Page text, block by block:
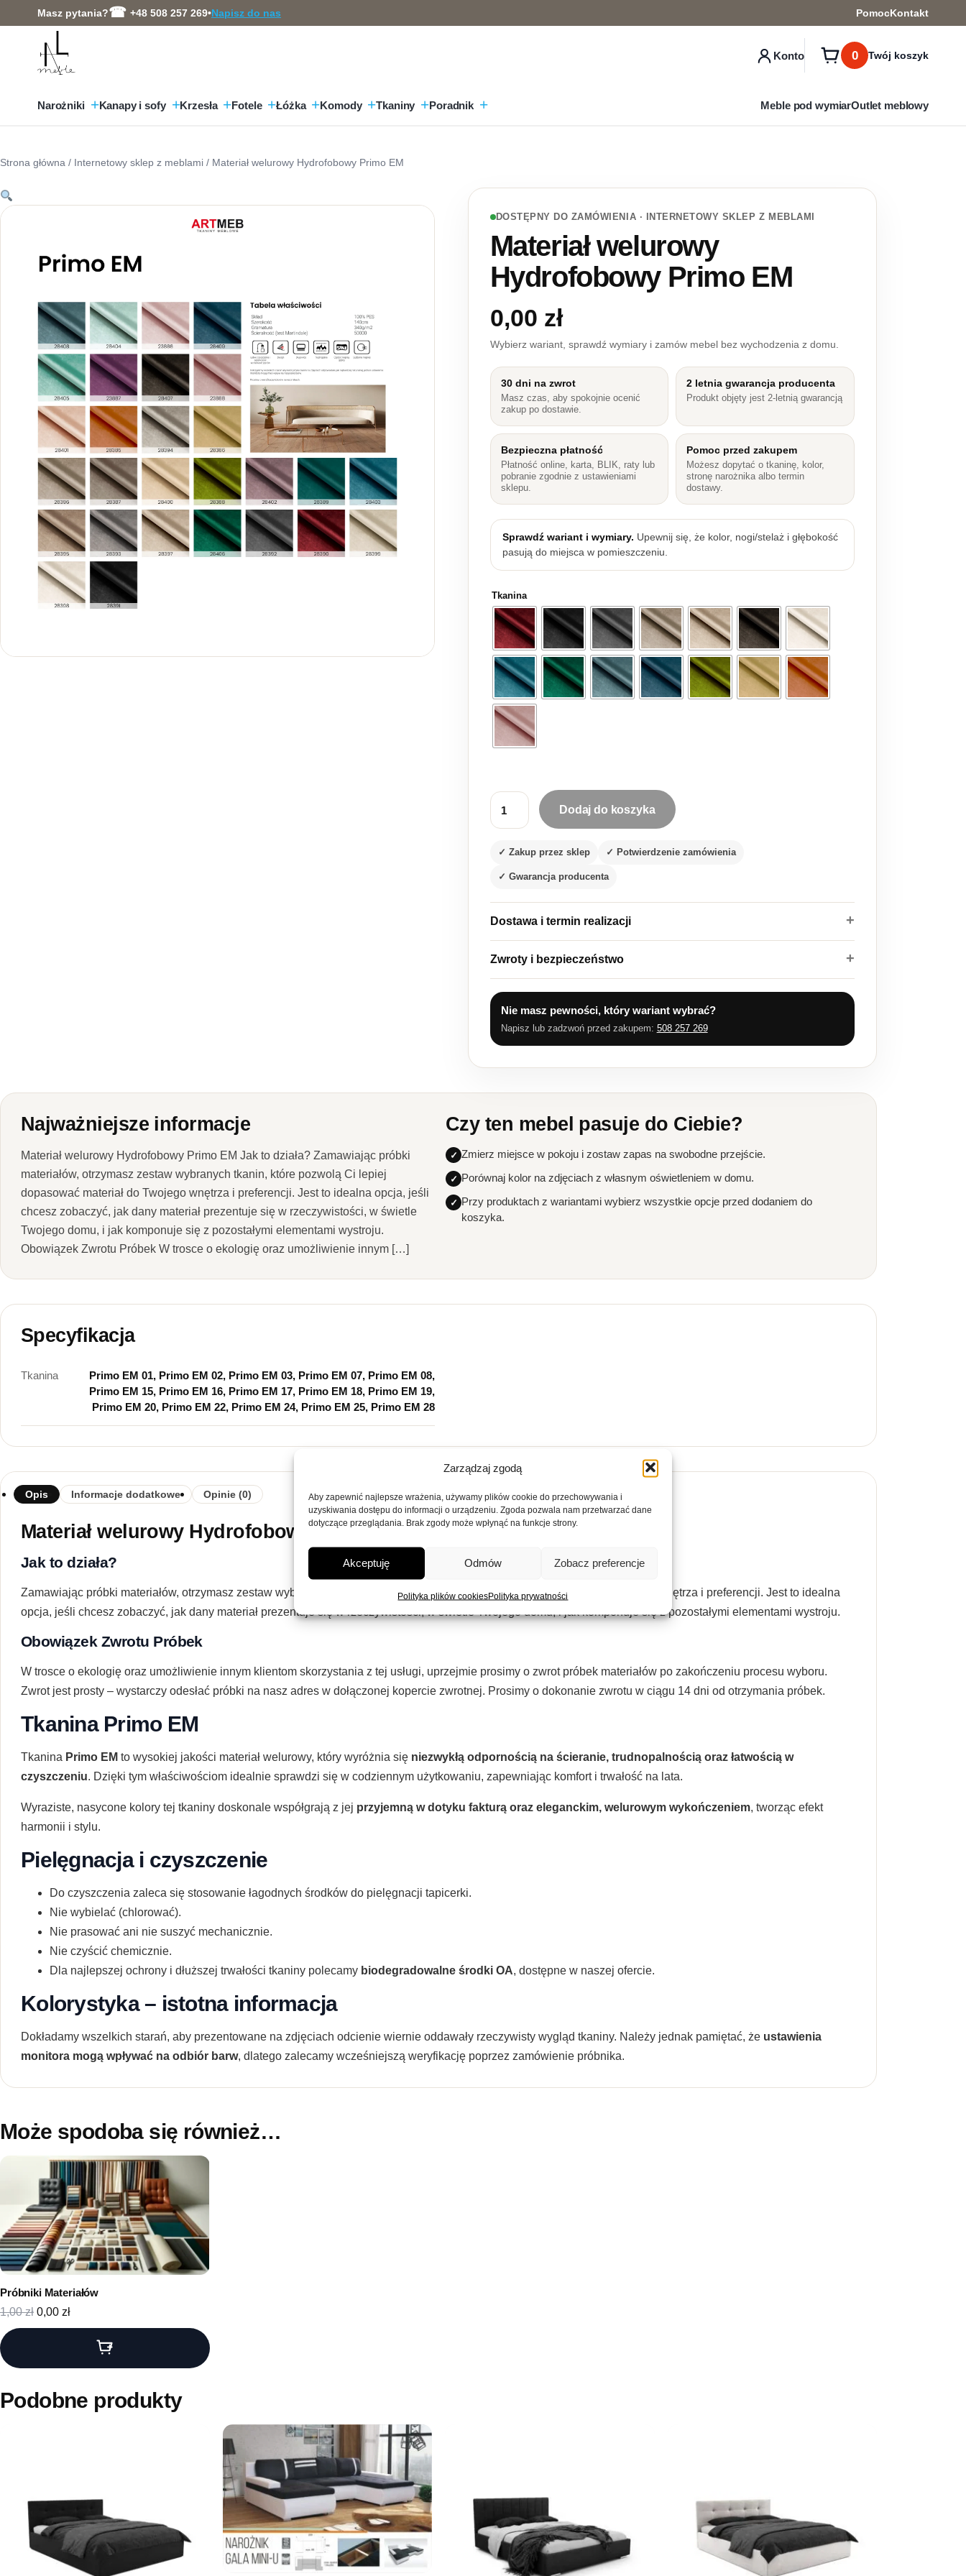
Zarządzaj zgodą
Aby zapewnić najlepsze wrażenia, używamy plików cookie do przechowywania i
uzyskiwania dostępu do informacji o urządzeniu. Zgoda pozwala nam przetwarzać dane
dotyczące przeglądania. Brak zgody może wpłynąć na funkcje strony.
Akceptuję Odmów Zobacz preferencje
Polityka plików cookiesPolityka prywatności
do
Masz pytania? +48 508 257 269•Napisz do nas PomocKontakt
Konto 0 Twój koszyk
Narożniki Kanapy i sofy Krzesła Fotele Łóżka Komody Tkaniny Poradnik Meble pod wymiarOutlet meblowy
Strona główna / Internetowy sklep z meblami / Materiał welurowy Hydrofobowy Primo EM
DOSTĘPNY DO ZAMÓWIENIA · INTERNETOWY SKLEP Z MEBLAMI
Materiał welurowy
Hydrofobowy Primo EM
0,00 zł
Wybierz wariant, sprawdź wymiary i zamów mebel bez wychodzenia z domu.
30 dni na zwrot
Masz czas, aby spokojnie ocenić
zakup po dostawie.
2 letnia gwarancja producenta
Produkt objęty jest 2-letnią gwarancją
Bezpieczna płatność
Płatność online, karta, BLIK, raty lub
pobranie zgodnie z ustawieniami
sklepu.
Pomoc przed zakupem
Możesz dopytać o tkaninę, kolor,
stronę narożnika albo termin
dostawy.
Sprawdź wariant i wymiary. Upewnij się, że kolor, nogi/stelaż i głębokość
pasują do miejsca w pomieszczeniu.
Tkanina
ilość Materiał welurowy Hydrofobowy Primo EM
Dodaj do koszyka
✓ Zakup przez sklep ✓ Potwierdzenie zamówienia
✓ Gwarancja producenta
Dostawa i termin realizacji
Zwroty i bezpieczeństwo
Nie masz pewności, który wariant wybrać?
Napisz lub zadzwoń przed zakupem: 508 257 269
Najważniejsze informacje
Materiał welurowy Hydrofobowy Primo EM Jak to działa? Zamawiając próbki
materiałów, otrzymasz zestaw wybranych tkanin, które pozwolą Ci lepiej
dopasować materiał do Twojego wnętrza i preferencji. Jest to idealna opcja, jeśli
chcesz zobaczyć, jak dany materiał prezentuje się w rzeczywistości, w świetle
Twojego domu, i jak komponuje się z pozostałymi elementami wystroju.
Obowiązek Zwrotu Próbek W trosce o ekologię oraz umożliwienie innym […]
Czy ten mebel pasuje do Ciebie?
Zmierz miejsce w pokoju i zostaw zapas na swobodne przejście.
Porównaj kolor na zdjęciach z własnym oświetleniem w domu.
Przy produktach z wariantami wybierz wszystkie opcje przed dodaniem do
koszyka.
Specyfikacja
Tkanina
Primo EM 01, Primo EM 02, Primo EM 03, Primo EM 07, Primo EM 08,
Primo EM 15, Primo EM 16, Primo EM 17, Primo EM 18, Primo EM 19,
Primo EM 20, Primo EM 22, Primo EM 24, Primo EM 25, Primo EM 28
Opis Informacje dodatkowe Opinie (0)
Materiał welurowy Hydrofobowy Primo EM
Jak to działa?
Zamawiając próbki materiałów, otrzymasz zestaw wybranych tkanin, które pozwolą Ci lepiej dopasować materiał do Twojego wnętrza i preferencji. Jest to idealna
opcja, jeśli chcesz zobaczyć, jak dany materiał prezentuje się w rzeczywistości, w świetle Twojego domu, i jak komponuje się z pozostałymi elementami wystroju.
Obowiązek Zwrotu Próbek
W trosce o ekologię oraz umożliwienie innym klientom skorzystania z tej usługi, uprzejmie prosimy o zwrot próbek materiałów po zakończeniu procesu wyboru.
Zwrot jest prosty – wystarczy odesłać próbki na nasz adres w dołączonej kopercie zwrotnej. Prosimy o dokonanie zwrotu w ciągu 14 dni od otrzymania próbek.
Tkanina Primo EM
Tkanina Primo EM to wysokiej jakości materiał welurowy, który wyróżnia się niezwykłą odpornością na ścieranie, trudnopalnością oraz łatwością w
czyszczeniu. Dzięki tym właściwościom idealnie sprawdzi się w codziennym użytkowaniu, zapewniając komfort i trwałość na lata.
Wyraziste, nasycone kolory tej tkaniny doskonale współgrają z jej przyjemną w dotyku fakturą oraz eleganckim, welurowym wykończeniem, tworząc efekt
harmonii i stylu.
Pielęgnacja i czyszczenie
Do czyszczenia zaleca się stosowanie łagodnych środków do pielęgnacji tapicerki.
Nie wybielać (chlorować).
Nie prasować ani nie suszyć mechanicznie.
Nie czyścić chemicznie.
Dla najlepszej ochrony i dłuższej trwałości tkaniny polecamy biodegradowalne środki OA, dostępne w naszej ofercie.
Kolorystyka – istotna informacja
Dokładamy wszelkich starań, aby prezentowane na zdjęciach odcienie wiernie oddawały rzeczywisty wygląd tkaniny. Należy jednak pamiętać, że ustawienia
monitora mogą wpływać na odbiór barw, dlatego zalecamy wcześniejszą weryfikację poprzez zamówienie próbnika.
Może spodoba się również…
Próbniki Materiałów
1,00zł Pierwotna cena wynosiła: 1,00 zł.
0,00 złAktualna cena wynosi: 0,00 zł.
Podobne produkty